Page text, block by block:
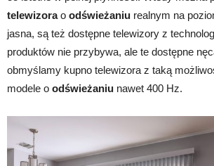
telewizorao odświeżaniu realnym na
jasna, są też dostępne telewizory z
produktów nie przybywa, ale te dostępne
obmyślamy kupno telewizora z taką
modele o odświeżaniu nawet 400 Hz.